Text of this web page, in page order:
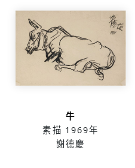
牛
素描 1969年
謝德慶